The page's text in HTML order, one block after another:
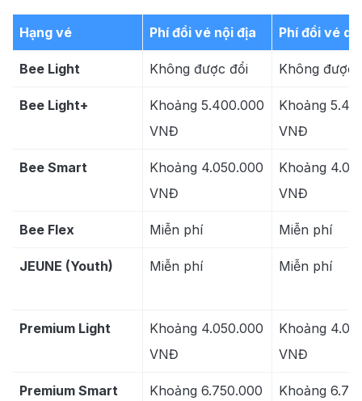
Hạng vé Phí đổi vé nội địa Phí đổi vé
Bee Light Không được đổi Không được
Bee Light+
Khoảng 5.400.000
VNĐ
Khoảng
VNĐ
Bee Smart
Khoảng 4.050.000
VNĐ
Khoảng
VNĐ
Bee Flex Miễn phí Miễn phí
JEUNE (Youth) Miễn phí Miễn phí
Premium Light
Khoảng 4.050.000
VNĐ
Khoảng
VNĐ
Premium Smart
Khoảng 6.750.000
Khoảng